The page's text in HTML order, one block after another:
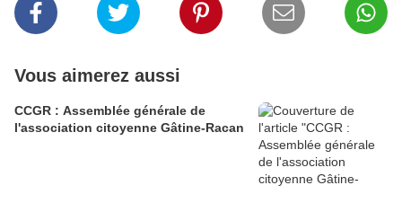
Vous aimerez aussi
CCGR : Assemblée générale de
l'association citoyenne Gâtine-Racan